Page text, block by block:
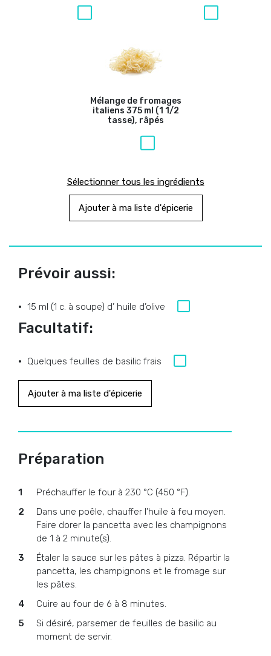
Mélange de fromages
italiens 375 ml (1 1/2
tasse), râpés
Sélectionner tous les ingrédients
Ajouter à ma liste d'épicerie
Prévoir aussi:
15 ml (1 c. à soupe) d’ huile d’olive
Facultatif:
Quelques feuilles de basilic frais
Ajouter à ma liste d'épicerie
Préparation
Préchauffer le four à 230 °C (450 °F).
Dans une poêle, chauffer l’huile à feu moyen.
Faire dorer la pancetta avec les champignons
de 1 à 2 minute(s).
Étaler la sauce sur les pâtes à pizza. Répartir la
pancetta, les champignons et le fromage sur
les pâtes.
Cuire au four de 6 à 8 minutes.
Si désiré, parsemer de feuilles de basilic au
moment de servir.